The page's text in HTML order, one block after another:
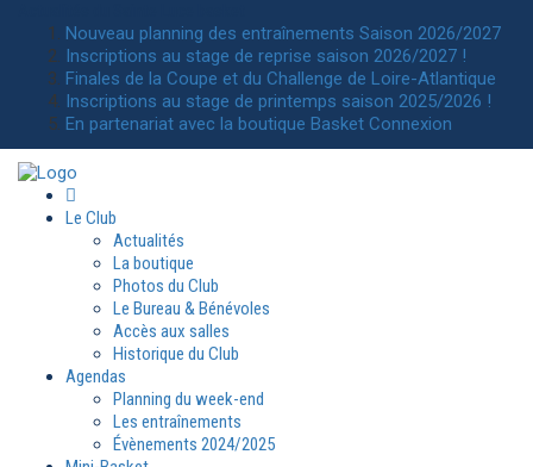
Nouveau planning des entraînements Saison 2026/2027
Inscriptions au stage de reprise saison 2026/2027 !
Finales de la Coupe et du Challenge de Loire-Atlantique
Inscriptions au stage de printemps saison 2025/2026 !
En partenariat avec la boutique Basket Connexion
Le Club
Actualités
La boutique
Photos du Club
Le Bureau & Bénévoles
Accès aux salles
Historique du Club
Agendas
Planning du week-end
Les entraînements
Évènements 2024/2025